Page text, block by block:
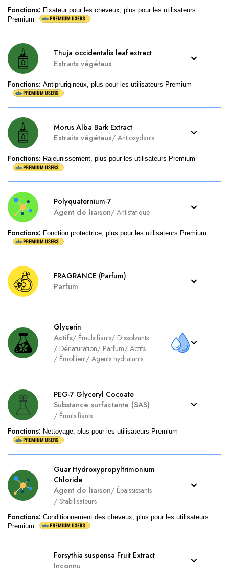
Fonctions: Fixateur pour les cheveux, plus pour les utilisateurs
Premium
Thuja occidentalis leaf extract
Extraits végétaux
Fonctions: Antiprurigineux, plus pour les utilisateurs Premium
Morus Alba Bark Extract
Extraits végétaux/ Antioxydants
Fonctions: Rajeunissement, plus pour les utilisateurs Premium
Polyquaternium-7
Agent de liaison/ Antistatique
Fonctions: Fonction protectrice, plus pour les utilisateurs Premium
FRAGRANCE (Parfum)
Parfum
Glycerin
Actifs/ Émulsifiants/ Dissolvants
/ Dénaturation/ Parfum/ Actifs
/ Émollient/ Agents hydratants.
PEG-7 Glyceryl Cocoate
Substance surfactante (SAS)
/ Émulsifiants
Fonctions: Nettoyage, plus pour les utilisateurs Premium
Guar Hydroxypropyltrimonium
Chloride
Agent de liaison/ Épaississants
/ Stabilisateurs
Fonctions: Conditionnement des cheveux, plus pour les utilisateurs
Premium
Forsythia suspensa Fruit Extract
Inconnu